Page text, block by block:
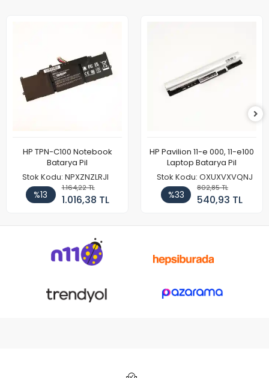
HP TPN-C100 Notebook
Batarya Pil
Stok Kodu: NPXZNZLRJI
%13
1.164,22 TL
1.016,38 TL
HP Pavilion 11-e 000, 11-e100
Laptop Batarya Pil
Stok Kodu: OXUXVXVQNJ
%33
802,85 TL
540,93 TL